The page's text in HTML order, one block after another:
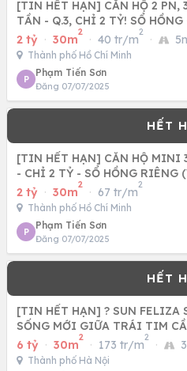
[TIN HẾT HẠN] CĂN HỘ 2 PN,
TẦN - Q.3, CHỈ 2 TỶ! SỔ
2 tỷ · 30m
2
· 40 tr/m
2
·
Thành phố Hồ Chí Minh
P
Phạm Tiến Sơn
Đăng 07/07/2025
[TIN HẾT HẠN] CĂN HỘ MINI
- CHỈ 2 TỶ - SỔ HỒNG RIÊNG
SÁU) - CƠ HỘI
2 tỷ · 30m
2
· 67 tr/m
2
Thành phố Hồ Chí Minh
P
Phạm Tiến Sơn
Đăng 07/07/2025
[TIN HẾT HẠN] ? SUN FELIZA
SỐNG MỚI GIỮA TRÁI TIM
NHẬN BOOKING – CHỈ
6 tỷ · 30m
2
· 173 tr/m
2
·
Thành phố Hà Nội